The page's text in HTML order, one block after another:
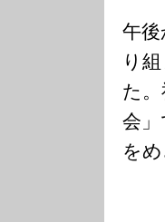
午
り
た
会
をめ